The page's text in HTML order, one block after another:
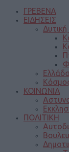
ΓΡΕΒΕΝΑ
ΕΙΔΗΣΕΙΣ
Ελλάδα
ΚΟΙΝΩΝΙΑ
ΠΟΛΙΤΙΚΗ